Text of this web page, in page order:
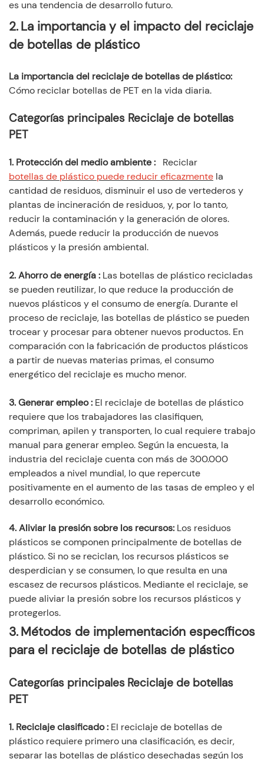
es una tendencia de desarrollo futuro.
2.La importancia y el impacto del reciclaje
de botellas de plástico
La importancia del reciclaje de botellas de plástico:
Cómo reciclar botellas de PET en la vida diaria.
Categorías principales Reciclaje de botellas
PET
1. Protección del medio ambiente:
Reciclar
botellas de plástico puede reducir eficazmente la
cantidad de residuos, disminuir el uso de vertederos y
plantas de incineración de residuos, y, por lo tanto,
reducir la contaminación y la generación de olores.
Además, puede reducir la producción de nuevos
plásticos y la presión ambiental.
2. Ahorro de energía: Las botellas de plástico recicladas
se pueden reutilizar, lo que reduce la producción de
nuevos plásticos y el consumo de energía. Durante el
proceso de reciclaje, las botellas de plástico se pueden
trocear y procesar para obtener nuevos productos. En
comparación con la fabricación de productos plásticos
a partir de nuevas materias primas, el consumo
energético del reciclaje es mucho menor.
3. Generar empleo: El reciclaje de botellas de plástico
requiere que los trabajadores las clasifiquen,
compriman, apilen y transporten, lo cual requiere trabajo
manual para generar empleo. Según la encuesta, la
industria del reciclaje cuenta con más de 300.000
empleados a nivel mundial, lo que repercute
positivamente en el aumento de las tasas de empleo y el
desarrollo económico.
4. Aliviar la presión sobre los recursos: Los residuos
plásticos se componen principalmente de botellas de
plástico. Si no se reciclan, los recursos plásticos se
desperdician y se consumen, lo que resulta en una
escasez de recursos plásticos. Mediante el reciclaje, se
puede aliviar la presión sobre los recursos plásticos y
protegerlos.
3.Métodos de implementación específicos
para el reciclaje de botellas de plástico
Categorías principales Reciclaje de botellas
PET
1. Reciclaje clasificado: El reciclaje de botellas de
plástico requiere primero una clasificación, es decir,
separar las botellas de plástico desechadas según los